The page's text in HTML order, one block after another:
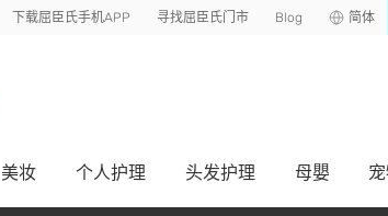
下载屈臣氏手机APP 寻找屈臣氏门市 Blog 简体
美妆 个人护理 头发护理 母嬰